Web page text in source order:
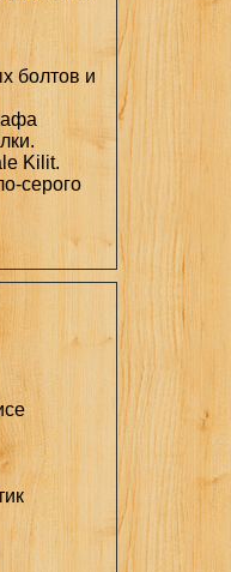
болтов и
Kilit.
серого